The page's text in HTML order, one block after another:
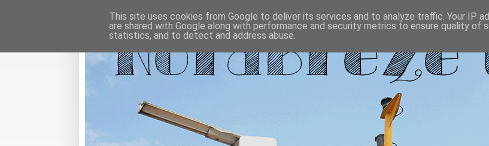
This site uses cookies from Google to deliver its services and to analyze traffic. Your IP
are shared with Google along with performance and security metrics to ensure quality of
statistics, and to detect and address abuse.